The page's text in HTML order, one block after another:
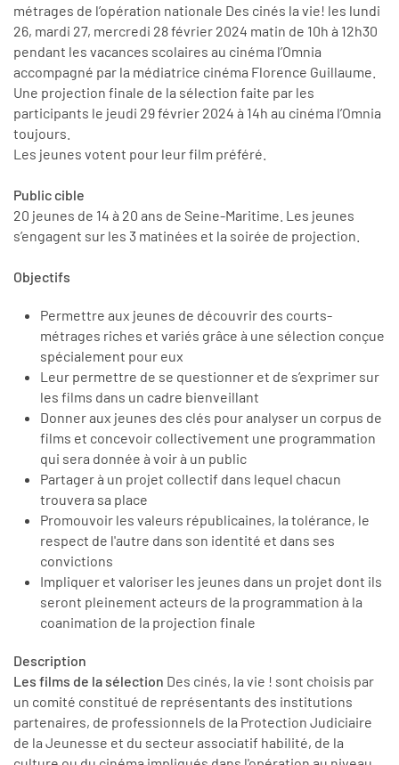
métrages de l’opération nationale Des cinés la vie! les lundi
26, mardi 27, mercredi 28 février 2024 matin de 10h à 12h30
pendant les vacances scolaires au cinéma l’Omnia
accompagné par la médiatrice cinéma Florence Guillaume.
Une projection finale de la sélection faite par les
participants le jeudi 29 février 2024 à 14h au cinéma l’Omnia
toujours.
Les jeunes votent pour leur film préféré.
Public cible
20 jeunes de 14 à 20 ans de Seine-Maritime. Les jeunes
s’engagent sur les 3 matinées et la soirée de projection.
Objectifs
Permettre aux jeunes de découvrir des courts-
métrages riches et variés grâce à une sélection conçue
spécialement pour eux
Leur permettre de se questionner et de s’exprimer sur
les films dans un cadre bienveillant
Donner aux jeunes des clés pour analyser un corpus de
films et concevoir collectivement une programmation
qui sera donnée à voir à un public
Partager à un projet collectif dans lequel chacun
trouvera sa place
Promouvoir les valeurs républicaines, la tolérance, le
respect de l'autre dans son identité et dans ses
convictions
Impliquer et valoriser les jeunes dans un projet dont ils
seront pleinement acteurs de la programmation à la
coanimation de la projection finale
Description
Les films de la sélection Des cinés, la vie ! sont choisis par
un comité constitué de représentants des institutions
partenaires, de professionnels de la Protection Judiciaire
de la Jeunesse et du secteur associatif habilité, de la